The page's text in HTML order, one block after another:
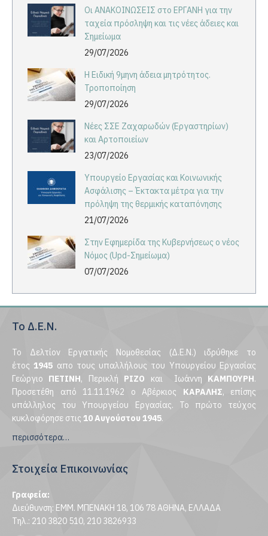
Οι ΑΝΑΚΟΙΝΩΣΕΙΣ στο ΕΡΓΑΝΗ για την
ταχεία πρόσληψη και τις νέες άδειες και
Σημείωμα
29/07/2026
Η Ειδική 9μηνη άδεια μητρότητος.
Τροποποίηση
29/07/2026
Νέες ΣΣΕ Ζαχαρωδών (Εργαστηρίων)
και Αρτοποιείων
23/07/2026
Υπουργείο Εργασίας και Κοινωνικής
Ασφάλισης – Έκτακτα μέτρα για την
πρόληψη της θερμικής καταπόνησης
21/07/2026
Στην Εφημερίδα της Κυβερνήσεως ο νέος
Νόμος (Upd-Σημείωμα)
07/07/2026
Το Δ.Ε.Ν.
Το Δελτίον Εργατικής Νομοθεσίας (Δ.Ε.Ν.) ιδρύθηκε το
έτος1945 απο τους υπαλλήλους του Υπουργείου Εργασίας
Γεώργιο ΠΕΤΙΝΗ, Περικλή ΡΙΖΟ και Ιωάννη ΚΑΜΠΟΥΡΗ.
Προσετέθη από 11.11.1962 ο Αβέρκιος ΚΑΡΑΛΗΣ, επίσης
υπάλληλος του Υπουργείου Εργασίας. Το πρώτο τεύχος
κυκλοφόρησε στις 10 Αυγούστου 1945.
περισσότερα…
Στοιχεία Επικοινωνίας
Γραφεία:
Διεύθυνση: ΕΜΜ. ΜΠΕΝΑΚΗ 18, 106 78 ΑΘΗΝΑ, ΕΛΛΑΔΑ
Τηλ.: 210 3820 510, 210 3826933